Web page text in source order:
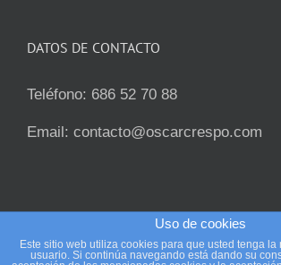
DATOS DE CONTACTO
Teléfono: 686 52 70 88
Email: contacto@oscarcrespo.com
Copyright 2012 - 2024 | Oscar Crespo -
Uso de cookies
Este sitio web utiliza cookies para que usted tenga
usuario. Si continúa navegando está dando su